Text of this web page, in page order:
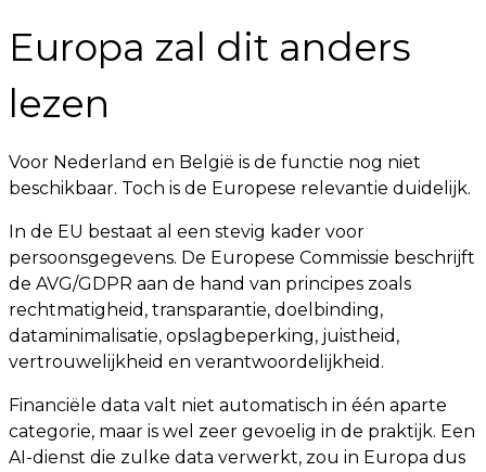
Europa zal dit anders
lezen
Voor Nederland en België is de functie nog niet
beschikbaar. Toch is de Europese relevantie duidelijk.
In de EU bestaat al een stevig kader voor
persoonsgegevens. De Europese Commissie beschrijft
de AVG/GDPR aan de hand van principes zoals
rechtmatigheid, transparantie, doelbinding,
dataminimalisatie, opslagbeperking, juistheid,
vertrouwelijkheid en verantwoordelijkheid.
Financiële data valt niet automatisch in één aparte
categorie, maar is wel zeer gevoelig in de praktijk. Een
AI-dienst die zulke data verwerkt, zou in Europa dus